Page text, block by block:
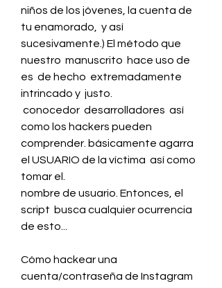
niños de los jóvenes, la cuenta de
tu enamorado,  y así
sucesivamente.) El método que
nuestro  manuscrito  hace uso de
es  de hecho  extremadamente
intrincado y  justo.
como los hackers pueden
comprender. básicamente agarra
el USUARIO de la víctima  así como
tomar el.
nombre de usuario. Entonces, el
script  busca cualquier ocurrencia
de esto...
Cómo hackear una
cuenta/contraseña de Instagram